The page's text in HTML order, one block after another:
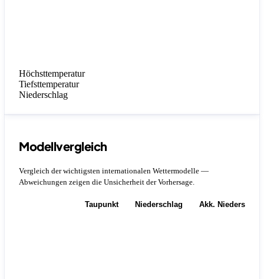
Höchsttemperatur
Tiefsttemperatur
Niederschlag
Modellvergleich
Vergleich der wichtigsten internationalen Wettermodelle —
Abweichungen zeigen die Unsicherheit der Vorhersage.
Taupunkt Niederschlag Akk.